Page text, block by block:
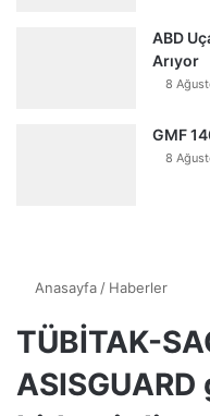
ABD
Arıyor
8
GMF
8